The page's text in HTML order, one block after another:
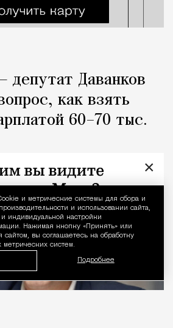
Уведомление
и метрические системы для сбора и
и использовании сайта,
индивидуальной настройки
Нажимая кнопку «Принять» или
сайтом, вы соглашаетесь на обработку
систем.
Подробнее
депутат Даванков
как взять
60–70 тыс.
×